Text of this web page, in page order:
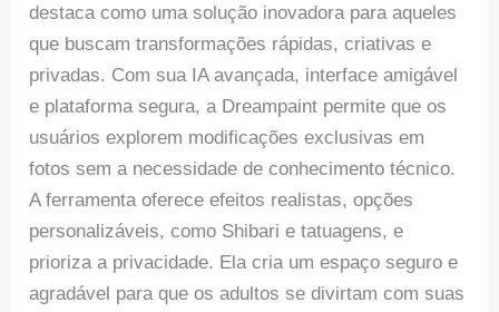
destaca como uma solução inovadora para aqueles
que buscam transformações rápidas, criativas e
privadas. Com sua IA avançada, interface amigável
e plataforma segura, a Dreampaint permite que os
usuários explorem modificações exclusivas em
fotos sem a necessidade de conhecimento técnico.
A ferramenta oferece efeitos realistas, opções
personalizáveis, como Shibari e tatuagens, e
prioriza a privacidade. Ela cria um espaço seguro e
agradável para que os adultos se divirtam com suas